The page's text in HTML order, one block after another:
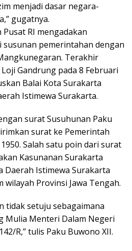
menjadi dasar negara-
gugatnya.
RI mengadakan
susunan pemerintahan dengan
Terakhir
Gandrung pada 8 Februari
Balai Kota Surakarta
Istimewa Surakarta.
surat Susuhunan Paku
surat ke Pemerintah
Salah satu poin dari surat
Kasunanan Surakarta
Istimewa Surakarta
wilayah Provinsi Jawa Tengah.
tidak setuju sebagaimana
Mulia Menteri Dalam Negeri
R,” tulis Paku Buwono XII.